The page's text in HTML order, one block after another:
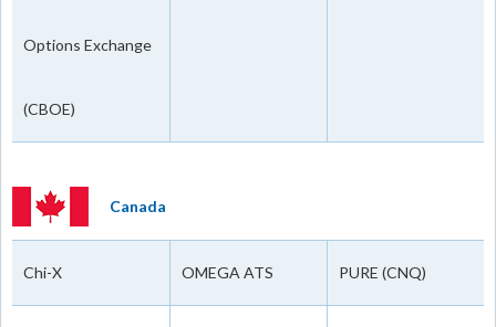
Options Exchange
(CBOE)
Canada
Chi-X OMEGA ATS PURE (CNQ)